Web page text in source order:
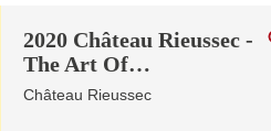
2020 Château Rieussec -
The Art Of
Metamorphosis
Château Rieussec